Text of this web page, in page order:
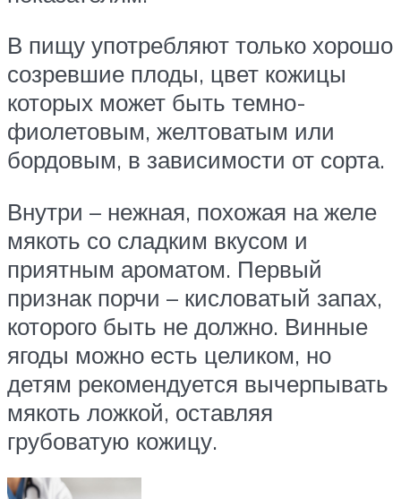
В пищу употребляют только хорошо
созревшие плоды, цвет кожицы
которых может быть темно-
фиолетовым, желтоватым или
бордовым, в зависимости от сорта.
Внутри – нежная, похожая на желе
мякоть со сладким вкусом и
приятным ароматом. Первый
признак порчи – кисловатый запах,
которого быть не должно. Винные
ягоды можно есть целиком, но
детям рекомендуется вычерпывать
мякоть ложкой, оставляя
грубоватую кожицу.